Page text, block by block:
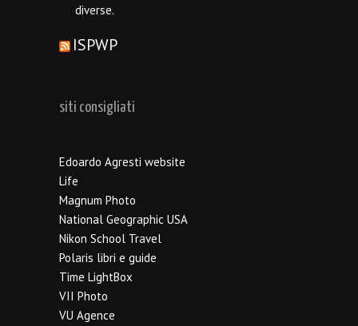
diverse.
ISPWP
siti consigliati
Edoardo Agresti website
Life
Magnum Photo
National Geographic USA
Nikon School Travel
Polaris libri e guide
Time LightBox
VII Photo
VU Agence